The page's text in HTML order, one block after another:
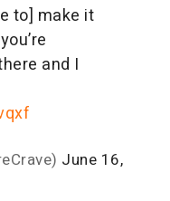
to] make it
and I
June 16,